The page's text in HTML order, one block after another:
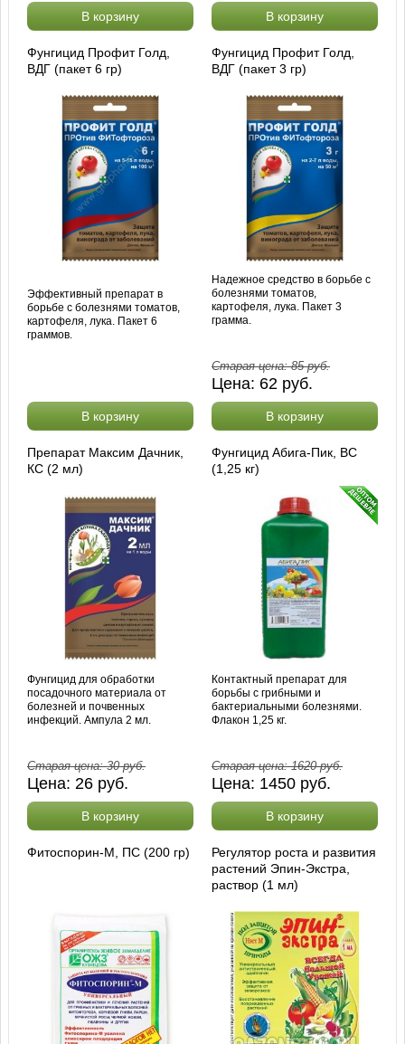
В корзину В корзину
Фунгицид Профит Голд,
ВДГ (пакет 6 гр)
Эффективный препарат в
борьбе с болезнями томатов,
картофеля, лука. Пакет 6
граммов.
В корзину
Фунгицид Профит Голд,
ВДГ (пакет 3 гр)
Надежное средство в борьбе с
болезнями томатов,
картофеля, лука. Пакет 3
грамма.
Старая цена:85руб.
Цена: 62 руб.
В корзину
Препарат Максим Дачник,
КС (2 мл)
Фунгицид для обработки
посадочного материала от
болезней и почвенных
инфекций. Ампула 2 мл.
Старая цена:30руб.
Цена:26 руб.
В корзину
Фунгицид Абига-Пик, ВС
(1,25 кг)
Контактный препарат для
борьбы с грибными и
бактериальными болезнями.
Флакон 1,25 кг.
Старая цена:1620руб.
Цена: 1450 руб.
В корзину
Фитоспорин-М, ПС (200 гр)
Регулятор роста и развития
растений Эпин-Экстра,
раствор (1 мл)